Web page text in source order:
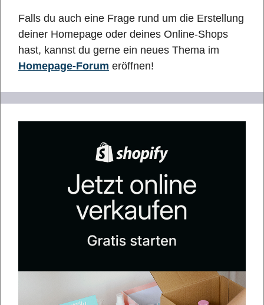
Falls du auch eine Frage rund um die Erstellung
deiner Homepage oder deines Online-Shops
hast, kannst du gerne ein neues Thema im
Homepage-Forum eröffnen!